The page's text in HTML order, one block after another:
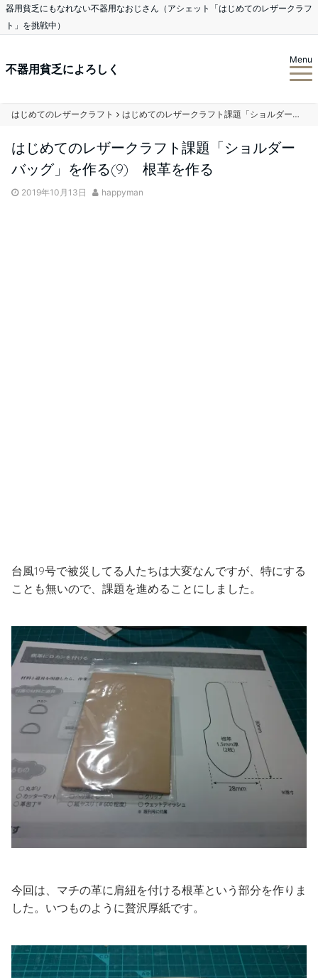
器用貧乏にもなれない不器用なおじさん（アシェット「はじめてのレザークラフ
ト」を挑戦中）
不器用貧乏によろしく
Menu
はじめてのレザークラフト はじめてのレザークラフト課題「ショルダーバッグ」を作る(9) 根革を作る
はじめてのレザークラフト課題「ショルダー
バッグ」を作る(9) 根革を作る
2019年10月13日 happyman
台風19号で被災してる人たちは大変なんですが、特にする
ことも無いので、課題を進めることにしました。
今回は、マチの革に肩紐を付ける根革という部分を作りま
した。いつものように贅沢厚紙です。